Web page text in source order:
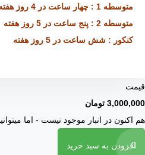
متوسطه 1 : چهار ساعت در 4 روز هفته
متوسطه 2 : پنج ساعت در 5 روز هفته
کنکور : شش ساعت در 5 روز هفته
قیمت
3,000,000 تومان
هم اکنون در انبار موجود نیست - اما
افزودن به سبد خرید